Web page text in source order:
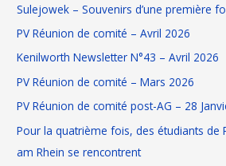
h
e
r
:
Sulejowek – Souvenirs d’une première
PV Réunion de comité – Avril 2026
Kenilworth Newsletter N°43 – Avril 2026
PV Réunion de comité – Mars 2026
PV Réunion de comité post-AG – 28
Pour la quatrième fois, des étudiants de
am Rhein se rencontrent
s
a
r
t
i
c
l
i
e
s